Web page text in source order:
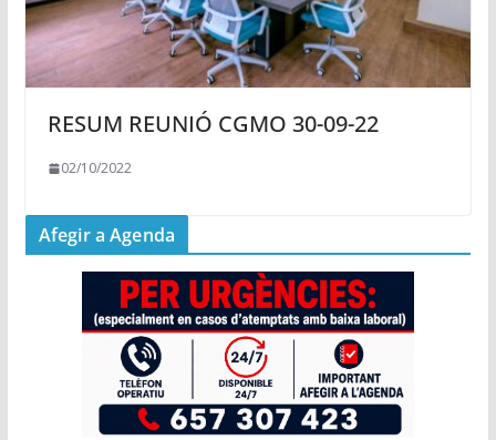
RESUM REUNIÓ CGMO 30-09-22
02/10/2022
Afegir a Agenda